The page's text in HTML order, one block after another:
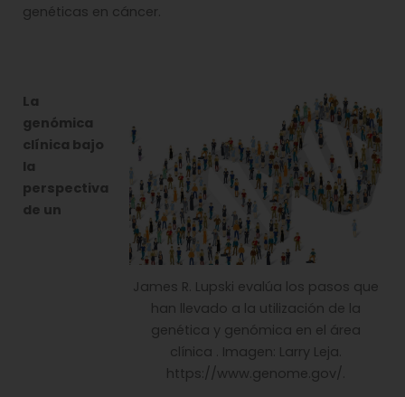
genéticas en cáncer.
James R. Lupski evalúa los pasos que
han llevado a la utilización de la
genética y genómica en el área
clínica . Imagen: Larry Leja.
https://www.genome.gov/.
La
genómica
clínica bajo
la
perspectiva
de un